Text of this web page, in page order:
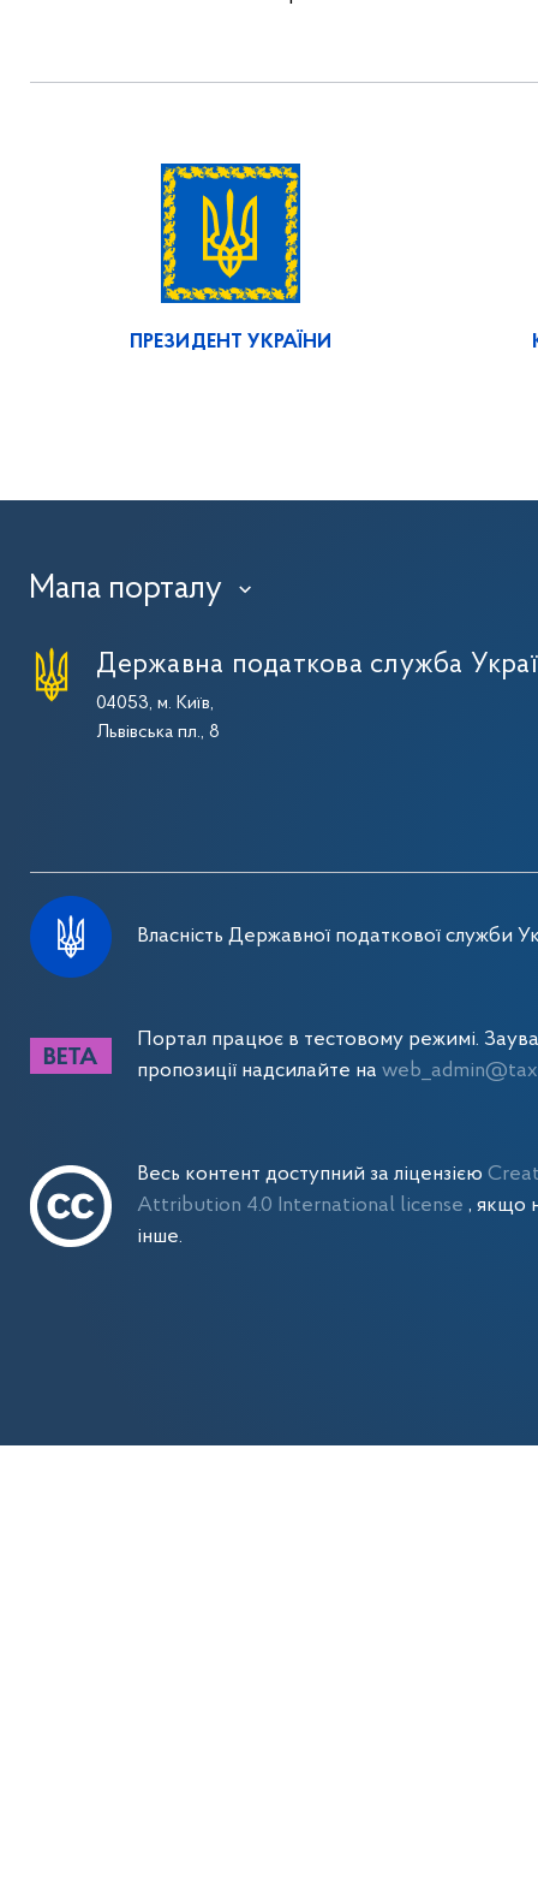
ПРЕЗИДЕНТ УКРАЇНИ
Мапа порталу ›
Державна податкова служба
04053, м. Київ,
Львівська пл., 8
Власність Державної податкової служби
Портал працює в тестовому режимі.
пропозиції надсилайте на
Весь контент доступний за ліцензією
Attribution 4.0 International license, якщо
інше.